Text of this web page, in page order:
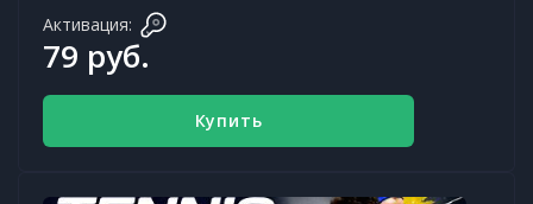
Активация:
79 руб.
Купить